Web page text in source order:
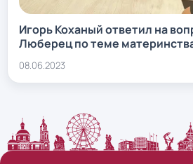
Игорь Коханый ответил на
Люберец по теме
08.06.2023